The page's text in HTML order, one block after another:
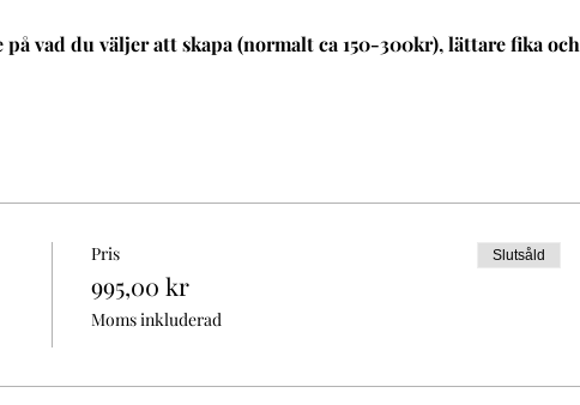
vad du väljer att skapa (normalt ca 150-300kr), lättare fika och
Pris
995,00 kr
Moms inkluderad
Slutsåld